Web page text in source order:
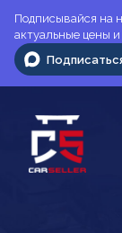
Подписывайся на
актуальные цены